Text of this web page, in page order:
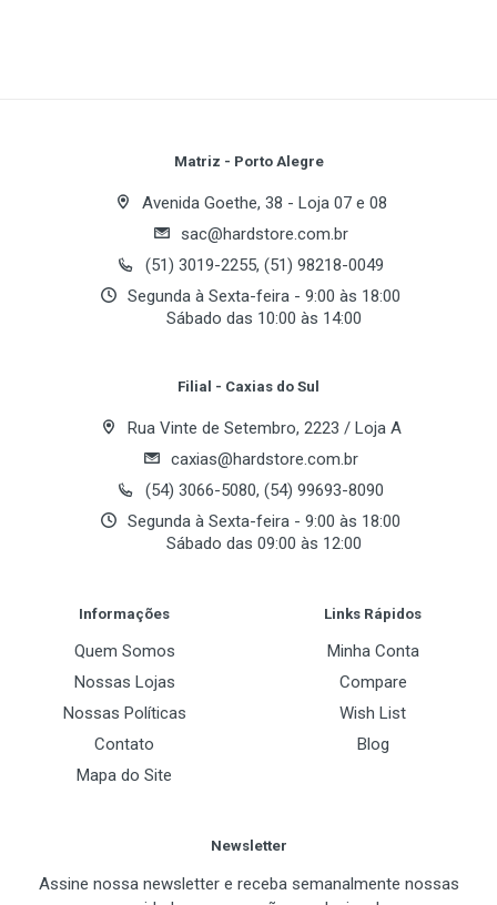
Quando você tem a arquitetura de processador mais
avançada do mundo para jogadores e criadores de
conteúdo, as possibilidades são infinitas. Esteja
você a jogar os jogos mais recentes, a projetar o
muito mais. Sem dúvida, os processadores AMD
Ryzen™ série 5000 definem o padrão para jogadores
e artistas.
OS PROCESSADORES DA SÉRIE 5000 TÊM TODOS
os processadores mais rápidos do mundo. Os
Soquete
3.6GHz (4.2GHz Max Boost)
L1 Cache
16 MB
Arquitetura
AMD "Zen 3" Core Architecture
TDP
Your Name
Matriz - Porto Alegre
Avenida Goethe, 38 - Loja 07 e 08
sac@hardstore.com.br
(51) 3019-2255, (51) 98218-0049
Segunda à Sexta-feira - 9:00 às 18:00
Sábado das 10:00 às 14:00
Filial - Caxias do Sul
Rua Vinte de Setembro, 2223 / Loja A
caxias@hardstore.com.br
(54) 3066-5080, (54) 99693-8090
Segunda à Sexta-feira - 9:00 às 18:00
Sábado das 09:00 às 12:00
Informações
Quem Somos
Nossas Lojas
Nossas Políticas
Contato
Mapa do Site
Links Rápidos
Minha Conta
Compare
Wish List
Blog
Newsletter
Assine nossa newsletter e receba semanalmente nossas